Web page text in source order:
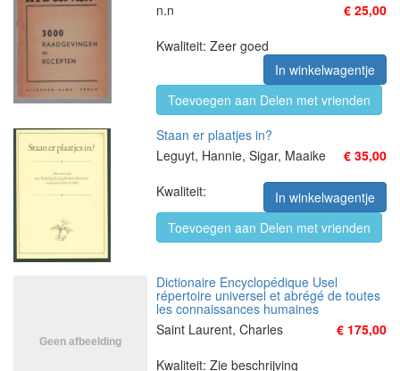
n.n
€ 25,00
Kwaliteit: Zeer goed
In winkelwagentje
Toevoegen aan Delen met vrienden
Staan er plaatjes in?
Leguyt, Hannie, Sigar, Maaike
€ 35,00
Kwaliteit:
In winkelwagentje
Toevoegen aan Delen met vrienden
Dictionaire Encyclopédique Usel
répertoire universel et abrégé de toutes
les connaissances humaines
Saint Laurent, Charles
€ 175,00
Kwaliteit: Zie beschrijving